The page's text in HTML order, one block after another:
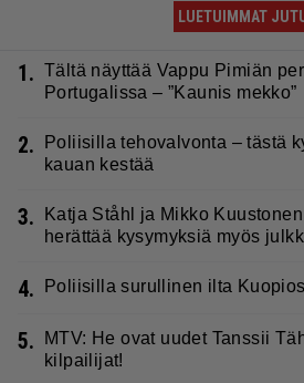
LUETUIMMAT
1. Tältä näyttää Vappu Pimiän
Portugalissa – ”Kaunis mekko”
2.
Poliisilla tehovalvonta – tästä
kauan kestää
3.
Katja Ståhl ja Mikko
herättää kysymyksiä myös
4. Poliisilla surullinen ilta
5.
MTV: He ovat uudet Tanssii
kilpailijat!